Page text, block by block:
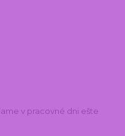
v pracovné dni ešte